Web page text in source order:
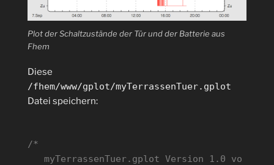
Plot der Schaltzustände der Tür und der Batterie aus
Fhem
Diese
/fhem/www/gplot/myTerrassenTuer.gplot
Datei speichern:
/*
myTerrassenTuer.gplot Version 1.0 vo